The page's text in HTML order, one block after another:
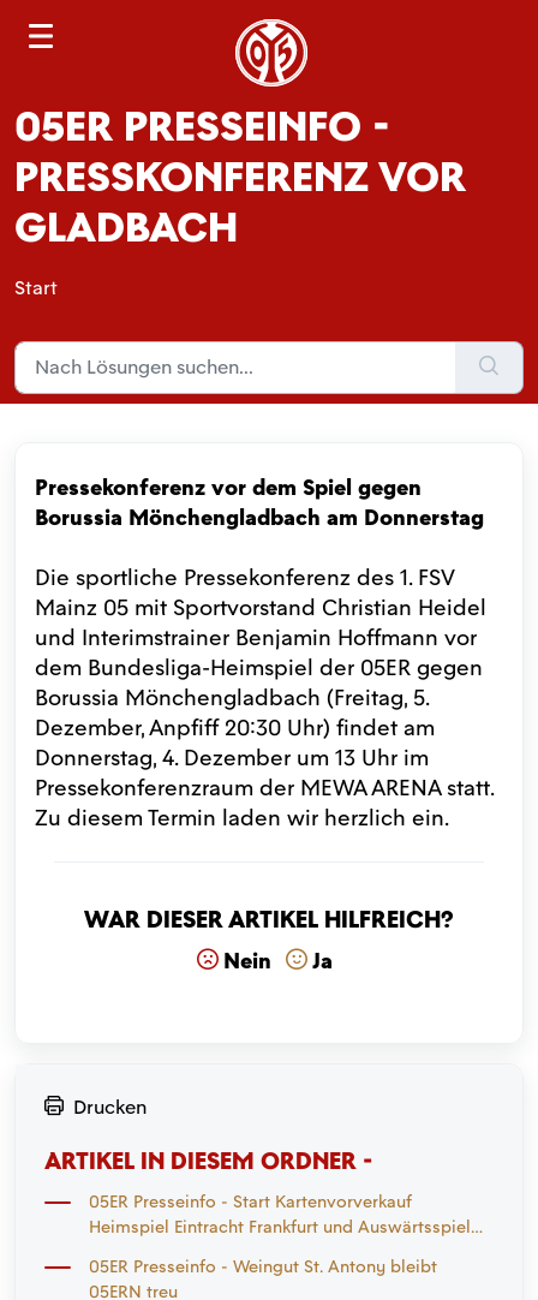
05ER PRESSEINFO -
PRESSKONFERENZ VOR
GLADBACH
Start
Pressekonferenz vor dem Spiel gegen
Borussia Mönchengladbach am Donnerstag
Die sportliche Pressekonferenz des 1. FSV
Mainz 05 mit Sportvorstand Christian Heidel
und Interimstrainer Benjamin Hoffmann vor
dem Bundesliga-Heimspiel der 05ER gegen
Borussia Mönchengladbach (Freitag, 5.
Dezember, Anpfiff 20:30 Uhr) findet am
Donnerstag, 4. Dezember um 13 Uhr im
Pressekonferenzraum der MEWA ARENA statt.
Zu diesem Termin laden wir herzlich ein.
War dieser Artikel hilfreich?
Nein Ja
Drucken
ARTIKEL IN DIESEM ORDNER -
05ER Presseinfo - Start Kartenvorverkauf
Heimspiel Eintracht Frankfurt und Auswärtsspiel
05ER Presseinfo - Weingut St. Antony bleibt
05ERN treu